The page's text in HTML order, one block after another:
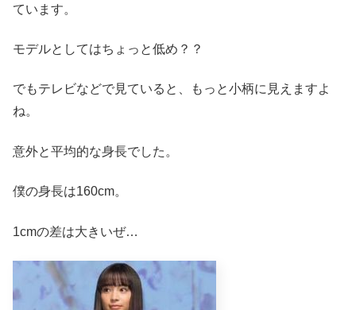
ています。
モデルとしてはちょっと低め？？
でもテレビなどで見ていると、もっと小柄に見えますよ
ね。
意外と平均的な身長でした。
僕の身長は160cm。
1cmの差は大きいぜ…